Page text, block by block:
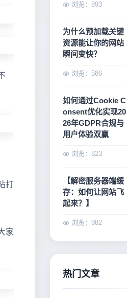
打
家
浏览：893
为什么预加载关键
资源能让你的网站
瞬间变快？
浏览：586
如何通过Cookie C
onsent优化实现20
26年GDPR合规与
用户体验双赢
浏览：823
【解密服务器端缓
存：如何让网站飞
起来？】
浏览：982
热门文章